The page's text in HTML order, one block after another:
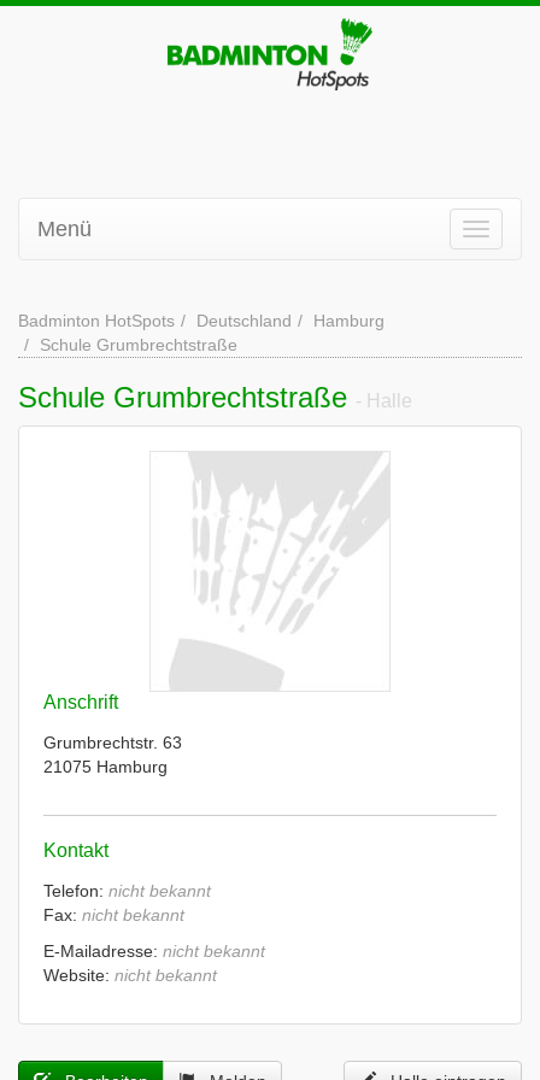
Menü
Badminton HotSpots Deutschland
Hamburg
Schule Grumbrechtstraße
Schule Grumbrechtstraße - Halle
Anschrift
Grumbrechtstr. 63
21075 Hamburg
Kontakt
Telefon: nicht bekannt
Fax: nicht bekannt
E-Mailadresse: nicht bekannt
Website: nicht bekannt